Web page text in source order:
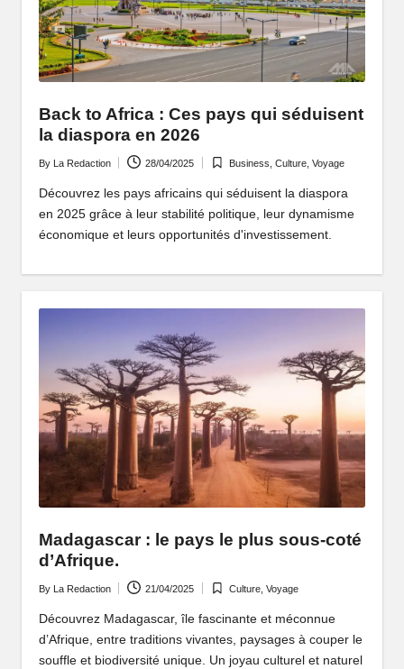
P
o
rt
ai
u
n
A
fr
q
u
u
ai
Back to Africa : Ces pays qui séduisent
la diaspora en 2026
Posted
by
By La Redaction 28/04/2025
Posted
in
Business Culture, Voyage
Découvrez les pays africains qui séduisent la diaspora
en 2025 grâce à leur stabilité politique, leur dynamisme
économique et leurs opportunités d'investissement.
Madagascar : le pays le plus sous-coté
d’Afrique.
Posted
by
By La Redaction 21/04/2025
Posted
Culture, Voyage
Découvrez Madagascar, île fascinante et méconnue
d’Afrique, entre traditions vivantes, paysages à couper le
souffle et biodiversité unique. Un joyau culturel et naturel